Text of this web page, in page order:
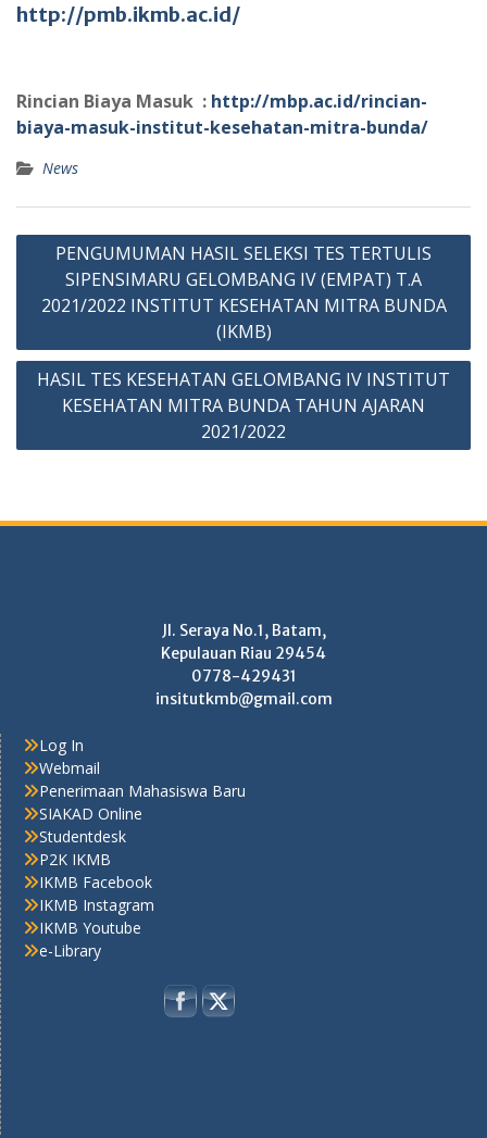
http://pmb.ikmb.ac.id/
Rincian Biaya Masuk : http://mbp.ac.id/rincian-
biaya-masuk-institut-kesehatan-mitra-bunda/
News
Post
navigation
PENGUMUMAN HASIL SELEKSI TES TERTULIS
SIPENSIMARU GELOMBANG IV (EMPAT) T.A
2021/2022 INSTITUT KESEHATAN MITRA BUNDA
(IKMB)
HASIL TES KESEHATAN GELOMBANG IV INSTITUT
KESEHATAN MITRA BUNDA TAHUN AJARAN
2021/2022
Jl. Seraya No.1, Batam,
Kepulauan Riau 29454
0778-429431
insitutkmb@gmail.com
Log In
Webmail
Penerimaan Mahasiswa Baru
SIAKAD Online
Studentdesk
P2K IKMB
IKMB Facebook
IKMB Instagram
IKMB Youtube
e-Library